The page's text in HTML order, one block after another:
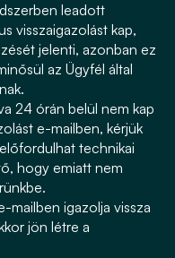
leadott
visszaigazolást kap,
jelenti, azonban ez
az Ügyfél által
24 órán belül nem kap
e-mailben, kérjük
technikai
hogy emiatt nem
mailben igazolja vissza
jön létre a